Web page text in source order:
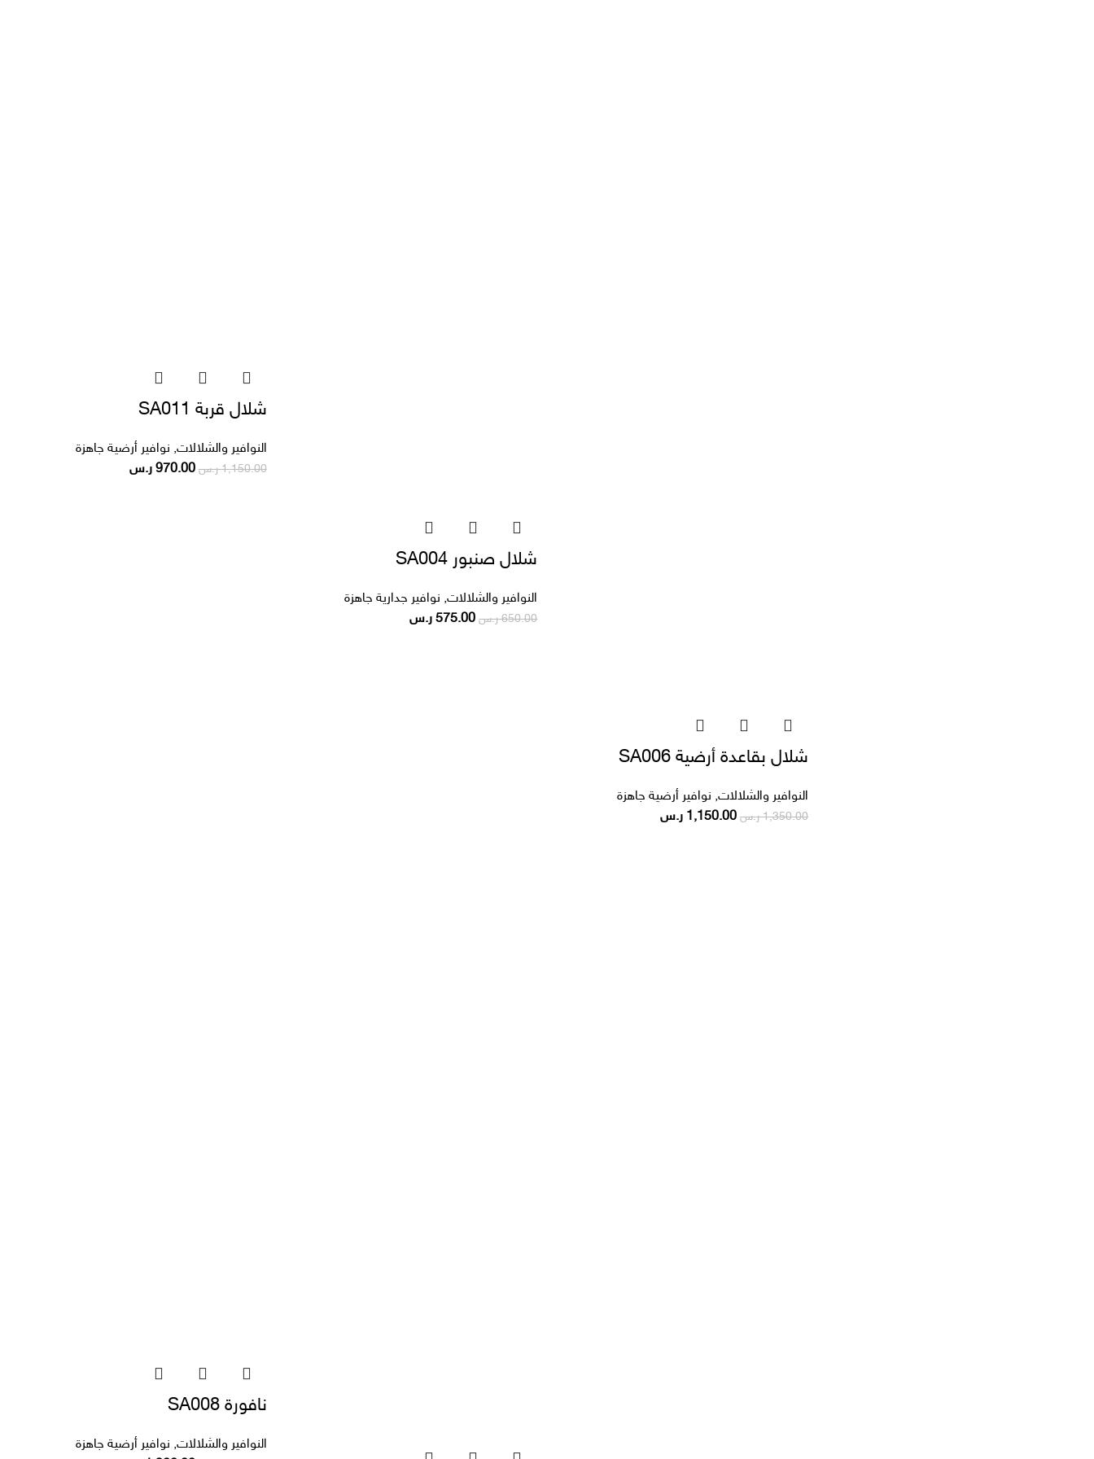
شلال بقاعدة أرضية SA006
النوافير والشلالات, نوافير أرضية جاهزة
1,350.00 ر.س 1,150.00 ر.س
شلال صنبور SA004
النوافير والشلالات, نوافير جدارية جاهزة
650.00 ر.س 575.00 ر.س
شلال قربة SA011
النوافير والشلالات, نوافير أرضية جاهزة
1,150.00 ر.س 970.00 ر.س
نافورة SA008
النوافير والشلالات, نوافير أرضية جاهزة